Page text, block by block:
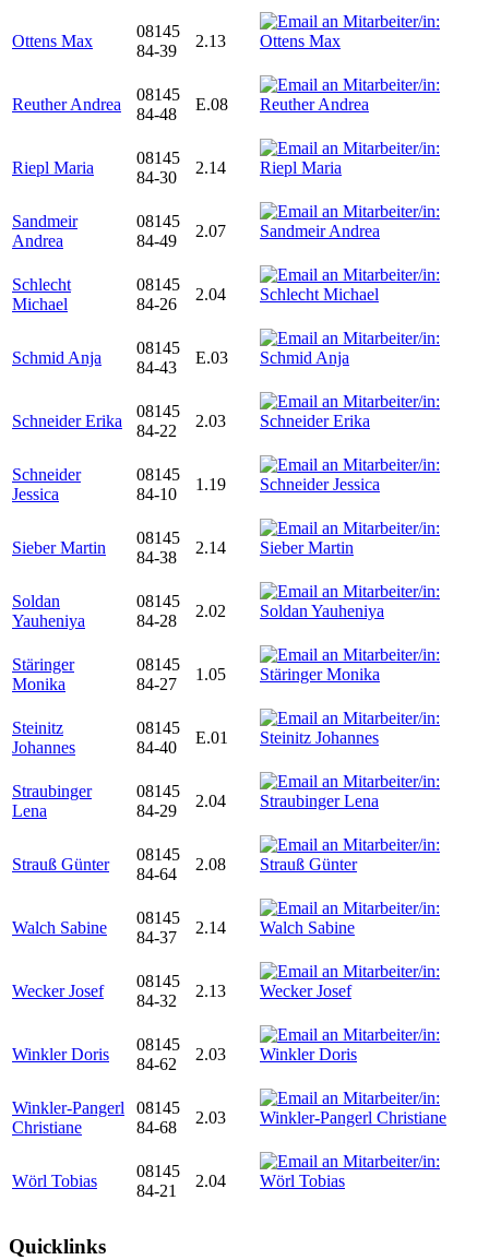
Ottens Max
08145
84-39
2.13
Reuther Andrea
08145
84-48
E.08
Riepl Maria
08145
84-30
2.14
Sandmeir
Andrea
08145
84-49
2.07
Schlecht
Michael
08145
84-26
2.04
Schmid Anja
08145
84-43
E.03
Schneider Erika
08145
84-22
2.03
Schneider
Jessica
08145
84-10
1.19
Sieber Martin
08145
84-38
2.14
Soldan
Yauheniya
08145
84-28
2.02
Stäringer
Monika
08145
84-27
1.05
Steinitz
Johannes
08145
84-40
E.01
Straubinger
Lena
08145
84-29
2.04
Strauß Günter
08145
84-64
2.08
Walch Sabine
08145
84-37
2.14
Wecker Josef
08145
84-32
2.13
Winkler Doris
08145
84-62
2.03
Winkler-Pangerl
Christiane
08145
84-68
2.03
Wörl Tobias
08145
84-21
2.04
Quicklinks